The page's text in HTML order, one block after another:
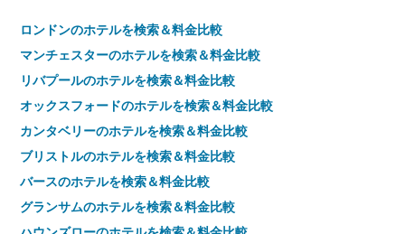
平
均
料
金
を
表
し
て
い
す
ロンドンのホテルを検索＆料金比較
マンチェスターのホテルを検索＆料金比較
リバプールのホテルを検索＆料金比較
オックスフォードのホテルを検索＆料金比較
カンタベリーのホテルを検索＆料金比較
ブリストルのホテルを検索＆料金比較
バースのホテルを検索＆料金比較
グランサムのホテルを検索＆料金比較